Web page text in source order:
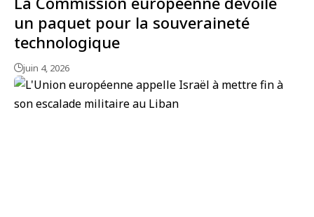
un paquet pour la souveraineté
technologique
juin 4, 2026